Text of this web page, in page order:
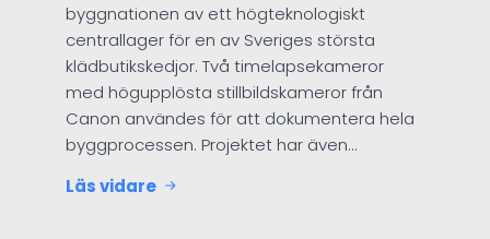
byggnationen av ett högteknologiskt
centrallager för en av Sveriges största
klädbutikskedjor. Två timelapsekameror
med högupplösta stillbildskameror från
Canon användes för att dokumentera hela
byggprocessen. Projektet har även…
Läs vidare